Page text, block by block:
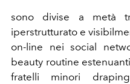
sono divise a metà
iperstrutturato e
on-line nei social
beauty routine
fratelli minori